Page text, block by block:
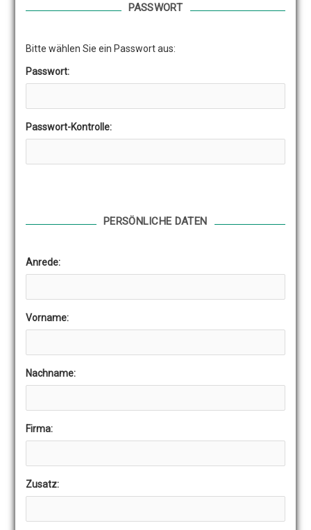
PASSWORT
Bitte wählen Sie ein Passwort aus:
Passwort:
Passwort-Kontrolle:
PERSÖNLICHE DATEN
Anrede:
Vorname:
Nachname:
Firma:
Zusatz: